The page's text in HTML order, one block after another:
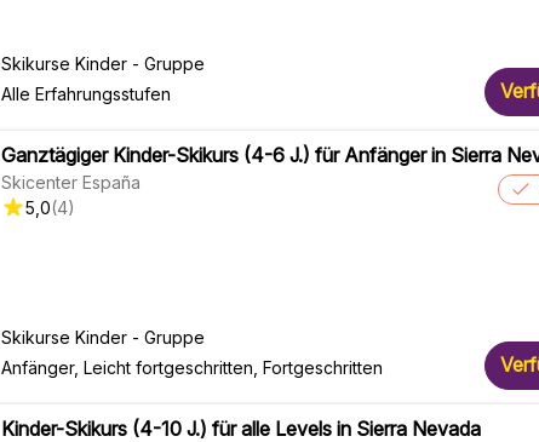
Skikurse Kinder - Gruppe
Alle Erfahrungsstufen
Ganztägiger Kinder-Skikurs (4-6 J.) für Anfänger in Sierra
Skicenter España
5,0(4)
Skikurse Kinder - Gruppe
Anfänger, Leicht fortgeschritten, Fortgeschritten
Kinder-Skikurs (4-10 J.) für alle Levels in Sierra Nevada